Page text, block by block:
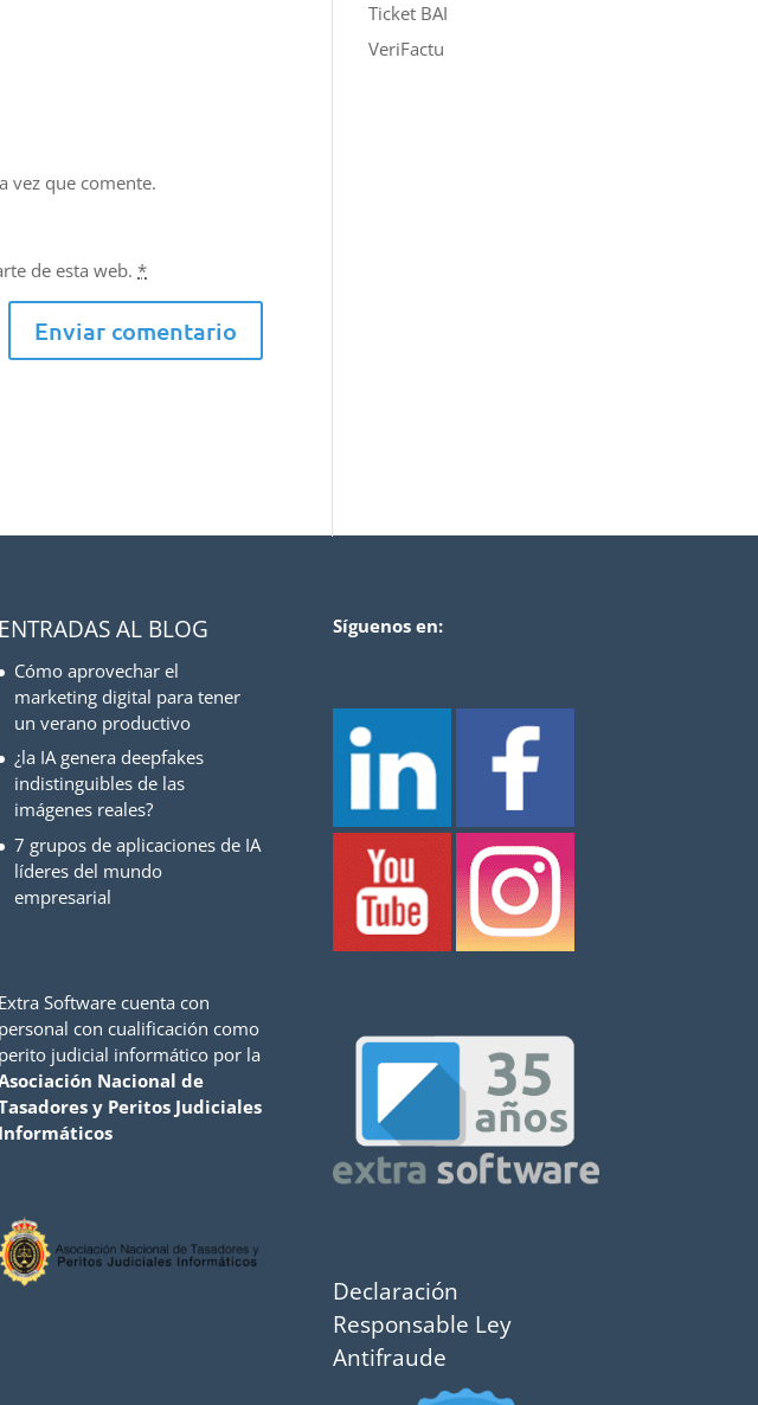
vez que comente.
de esta web.*
Ticket BAI
VeriFactu
ENTRADAS AL BLOG
Cómo aprovechar el
marketing digital para tener
un verano productivo
¿la IA genera deepfakes
indistinguibles de las
imágenes reales?
7 grupos de aplicaciones de IA
líderes del mundo
empresarial
Extra Software cuenta con
personal con cualificación como
perito judicial informático por la
Nacional de
y Peritos Judiciales
Informáticos
Síguenos en:
Declaración
Responsable Ley
Antifraude